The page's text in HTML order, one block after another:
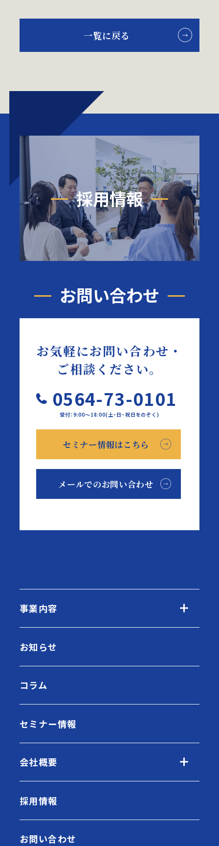
一覧に戻る
採用情報
お問い合わせ
お気軽にお問い合わせ・
ご相談ください。
0564-73-0101
受付：9:00～18:00(土・日・祝日をのぞく)
セミナー情報はこちら
メールでのお問い合わせ
事業内容
お知らせ
コラム
セミナー情報
会社概要
採用情報
お問い合わせ